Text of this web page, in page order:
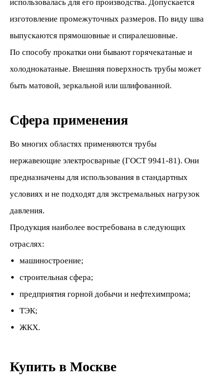
использовалась для его производства. Допускается
изготовление промежуточных размеров. По виду шва
выпускаются прямошовные и спиралешовные.
По способу прокатки они бывают горячекатаные и
холоднокатаные. Внешняя поверхность трубы может
быть матовой, зеркальной или шлифованной.
Сфера применения
Во многих областях применяются трубы
нержавеющие электросварные (ГОСТ 9941-81). Они
предназначены для использования в стандартных
условиях и не подходят для экстремальных нагрузок
давления.
Продукция наиболее востребована в следующих
отраслях:
машиностроение;
строительная сфера;
предприятия горной добычи и нефтехимпрома;
ТЭК;
ЖКХ.
Купить в Москве